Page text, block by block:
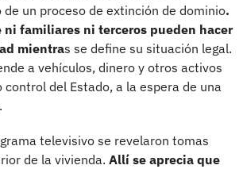
un proceso de extinción de dominio.
ni familiares ni terceros pueden hacer
mientras se define su situación legal.
a vehículos, dinero y otros activos
control del Estado, a la espera de una
televisivo se revelaron tomas
de la vivienda. Allí se aprecia que